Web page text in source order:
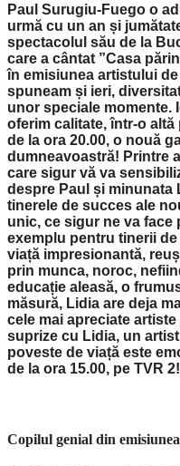
Paul Surugiu-Fuego o
urmă cu un an și
spectacolul său de la
care a cântat ”Casa
în emisiunea artistului de
spuneam și ieri,
unor speciale momente.
oferim calitate, într-o
de la ora 20.00, o nouă
dumneavoastră! Printre
care sigur vă va
despre Paul și minunata
tinerele de succes ale
unic, ce sigur ne va face
exemplu pentru tinerii
viață impresionantă,
prin munca, noroc,
educație aleasă, o
măsură, Lidia are deja
cele mai apreciate
suprize cu Lidia, un
poveste de viață este
de la ora 15.00, pe TVR 2!
Copilul genial din